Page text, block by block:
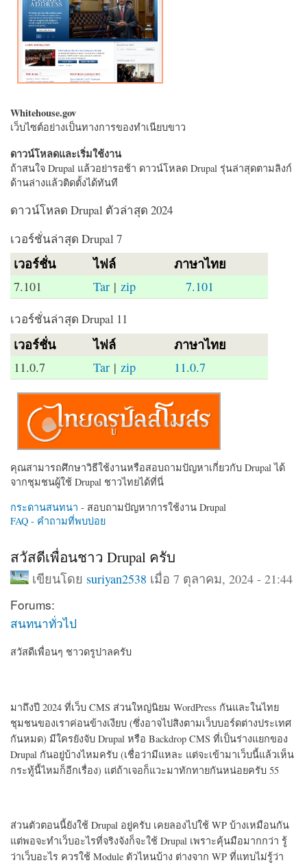
Whitehouse.gov
เว็บไซต์อย่างเป็นทางการของทำเนียบขาว
ดาวน์โหลดและเริ่มใช้งาน
ถ้าสนใจ Drupal แล้วอย่ารอช้า ดาวน์โหลด Drupal รุ่นล่าสุดตามลิงก์
ด้านล่างแล้วติดตั้งได้ทันที
ดาวน์โหลด Drupal ตัวล่าสุด 2024
เวอร์ชั่นล่าสุด Drupal 7
เวอร์ชั่น ไฟล์ ภาษาไทย
7.101 Tar |zip 7.101
เวอร์ชั่นล่าสุด Drupal 11
เวอร์ชั่น ไฟล์ ภาษาไทย
11.0.7 Tar | zip 11.0.7
คุณสามารถศึกษาวิธีใช้งานหรือสอบถามปัญหาเกี่ยวกับ Drupal ได้
จากชุมชนผู้ใช้ Drupal ชาวไทยได้ที่นี่
กระดานสนทนา - สอบถามปัญหาการใช้งาน Drupal
FAQ - คำถามที่พบบ่อย
สวัสดีเพื่อนชาว Drupal ครับ
เขียนโดย suriyan2538 เมื่อ 7 ตุลาคม, 2024 - 21:44
Forums:
สนทนาทั่วไป
สวัสดีเพื่อนๆ ชาวดรูปาลครับ
มาถึงปี 2024 ที่เว็บ CMS ส่วนใหญ่นิยม WordPress กันและในไทย
ชุมชนของเราค่อนข้างเงียบ (ซึ่งอาจไปสิงตามเว็บบอร์ดต่างประเทศ
กันหมด) มีใครยังจับ Drupal หรือ Backdrop CMS ที่เป็นร่างแยกของ
Drupal กันอยู่บ้างไหมครับ (เชื่อว่ามีแหละ แต่จะเข้ามาเว็บนี้แล้วเห็น
กระทู้นี้ไหมก็อีกเรื่อง) แต่ถ้าเจอก็แวะมาทักทายกันหน่อยครับ 55
ส่วนตัวตอนนี้ยังใช้ Drupal อยู่ครับ เคยลองไปใช้ WP บ้างเหมือนกัน
แต่พอจะทำเว็บอะไรที่จริงจังก็จะใช้ Drupal เพราะคุ้นมือมากกว่า รู้
ว่าเว็บอะไร ควรใช้ Module ตัวไหนบ้าง ต่างจาก WP ที่แทบไม่รู้ว่า